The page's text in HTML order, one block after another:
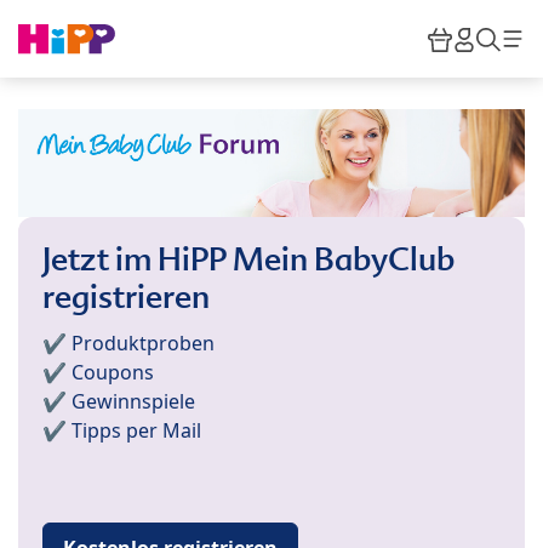
HiPP
Jetzt im HiPP Mein BabyClub
registrieren
✔️ Produktproben
✔️ Coupons
✔️ Gewinnspiele
✔️ Tipps per Mail